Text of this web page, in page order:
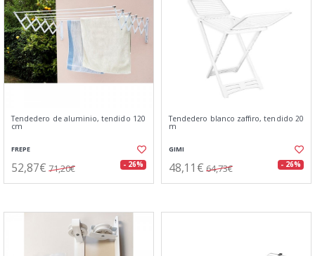
Tendedero de aluminio, tendido 120
cm
FREPE
52,87€ 71,20€ - 26%
Tendedero blanco zaffiro, tendido 20
m
GIMI
48,11€ 64,73€ - 26%